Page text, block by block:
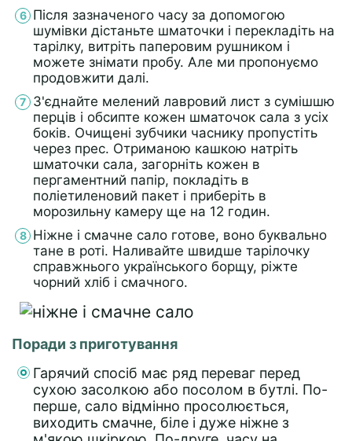
Після зазначеного часу за допомогою
шумівки дістаньте шматочки і перекладіть на
тарілку, витріть паперовим рушником і
можете знімати пробу. Але ми пропонуємо
продовжити далі.
З'єднайте мелений лавровий лист з сумішшю
перців і обсипте кожен шматочок сала з усіх
боків. Очищені зубчики часнику пропустіть
через прес. Отриманою кашкою натріть
шматочки сала, загорніть кожен в
пергаментний папір, покладіть в
поліетиленовий пакет і приберіть в
морозильну камеру ще на 12 годин.
Ніжне і смачне сало готове, воно буквально
тане в роті. Наливайте швидше тарілочку
справжнього українського борщу, ріжте
чорний хліб і смачного.
Поради з приготування
Гарячий спосіб має ряд переваг перед
сухою засолкою або посолом в бутлі. По-
перше, сало відмінно просолюється,
виходить смачне, біле і дуже ніжне з